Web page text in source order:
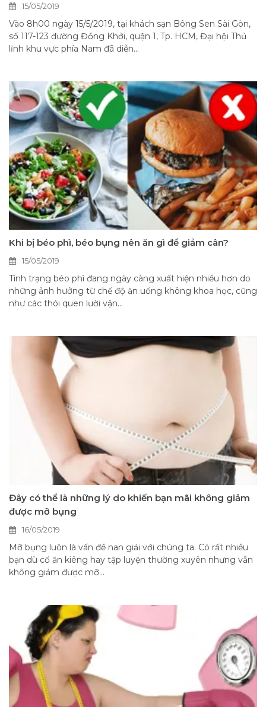
15/05/2019
Vào 8h00 ngày 15/5/2019, tại khách sạn Bông Sen Sài Gòn,
số 117-123 đường Đồng Khởi, quận 1, Tp. HCM, Đại hội Thủ
lĩnh khu vực phía Nam đã diễn...
Khi bị béo phì, béo bụng nên ăn gì để giảm cân?
15/05/2019
Tình trạng béo phì đang ngày càng xuất hiện nhiều hơn do
những ảnh hưởng từ chế độ ăn uống không khoa học, cũng
như các thói quen lười vận...
Đây có thể là những lý do khiến bạn mãi không giảm
được mỡ bụng
16/05/2019
Mỡ bụng luôn là vấn đề nan giải với chúng ta. Có rất nhiều
bạn dù cố ăn kiêng hay tập luyện thường xuyên nhưng vẫn
không giảm được mỡ...